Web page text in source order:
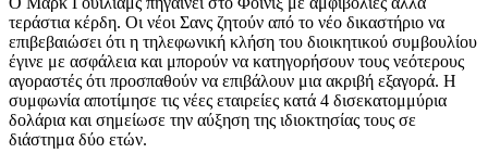
τεράστια κέρδη. Οι νέοι Σανς ζητούν από το νέο δικαστήριο να
επιβεβαιώσει ότι η τηλεφωνική κλήση του διοικητικού συμβουλίου
έγινε με ασφάλεια και μπορούν να κατηγορήσουν τους νεότερους
αγοραστές ότι προσπαθούν να επιβάλουν μια ακριβή εξαγορά. Η
συμφωνία αποτίμησε τις νέες εταιρείες κατά 4 δισεκατομμύρια
δολάρια και σημείωσε την αύξηση της ιδιοκτησίας τους σε
διάστημα δύο ετών.